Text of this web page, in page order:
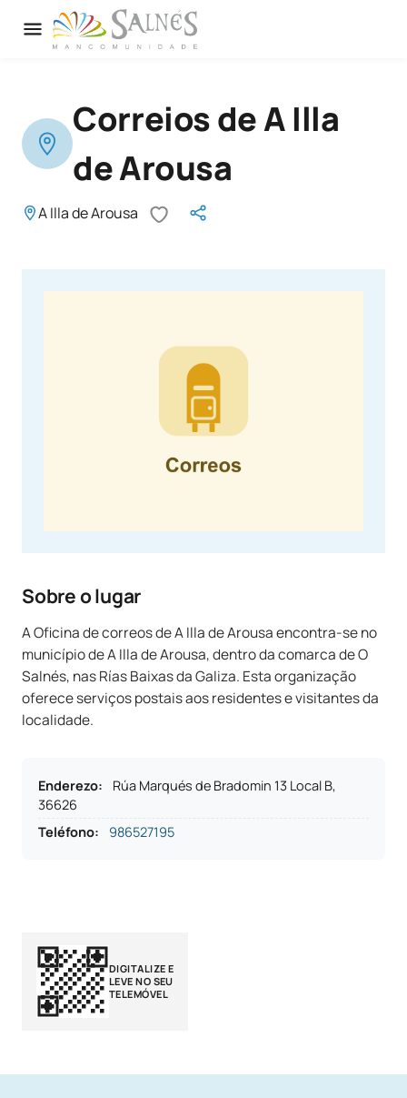
Correios de A Illa
de Arousa
A Illa de Arousa
Sobre o lugar
A Oficina de correos de A Illa de Arousa encontra-se no
município de A Illa de Arousa, dentro da comarca de O
Salnés, nas Rías Baixas da Galiza. Esta organização
oferece serviços postais aos residentes e visitantes da
localidade.
Enderezo:
Rúa Marqués de Bradomin 13 Local B,
36626
Teléfono: 986527195
DIGITALIZE E
LEVE NO SEU
TELEMÓVEL